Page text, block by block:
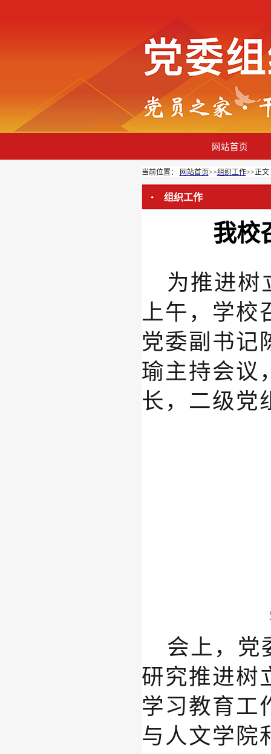
网站首页
当前位置： 网站首页>>组织工作>>正文
组织工作
我校
为推进树
上午 ， 学校
党委副 书记
瑜主持会议
长，二级党
会上， 党
研究推进树
学习教育工
与人文学院